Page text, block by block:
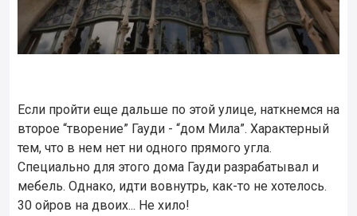
Если пройти еще дальше по этой улице, наткнемся на
второе “творение” Гауди - “дом Мила”. Характерный
тем, что в нем нет ни одного прямого угла.
Специально для этого дома Гауди разрабатывал и
мебель. Однако, идти вовнутрь, как-то не хотелось.
30 ойров на двоих... Не хило!